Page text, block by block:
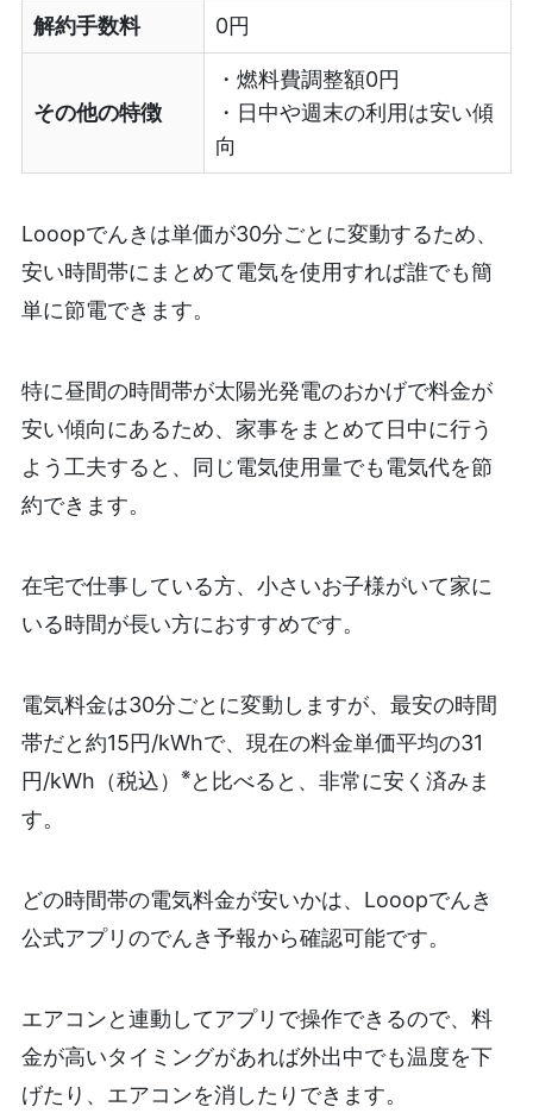
解約手数料 0円
その他の特徴
・燃料費調整額0円
・日中や週末の利用は安い傾
向
Looopでんきは単価が30分ごとに変動するため、
安い時間帯にまとめて電気を使用すれば誰でも簡
単に節電できます。
特に昼間の時間帯が太陽光発電のおかげで料金が
安い傾向にあるため、家事をまとめて日中に行う
よう工夫すると、同じ電気使用量でも電気代を節
約できます。
在宅で仕事している方、小さいお子様がいて家に
いる時間が長い方におすすめです。
電気料金は30分ごとに変動しますが、最安の時間
帯だと約15円/kWhで、現在の料金単価平均の31
円/kWh（税込）
※と比べると、非常に安く済みま
す。
どの時間帯の電気料金が安いかは、Looopでんき
公式アプリのでんき予報から確認可能です。
エアコンと連動してアプリで操作できるので、料
金が高いタイミングがあれば外出中でも温度を下
げたり、エアコンを消したりできます。